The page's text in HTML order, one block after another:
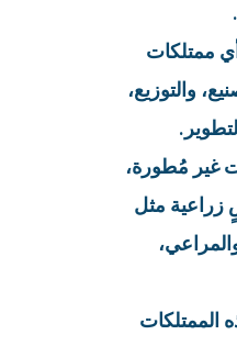
ممتلكات
والتوزيع،
غير مُطورة،
زراعية مثل
الممتلكات